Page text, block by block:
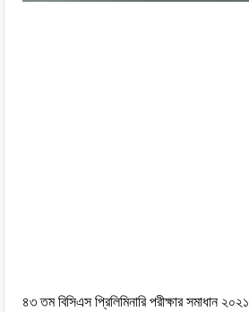
৪৩ তম বিসিএস প্রিলিমিনারি পরীক্ষার সমাধান ২০২১